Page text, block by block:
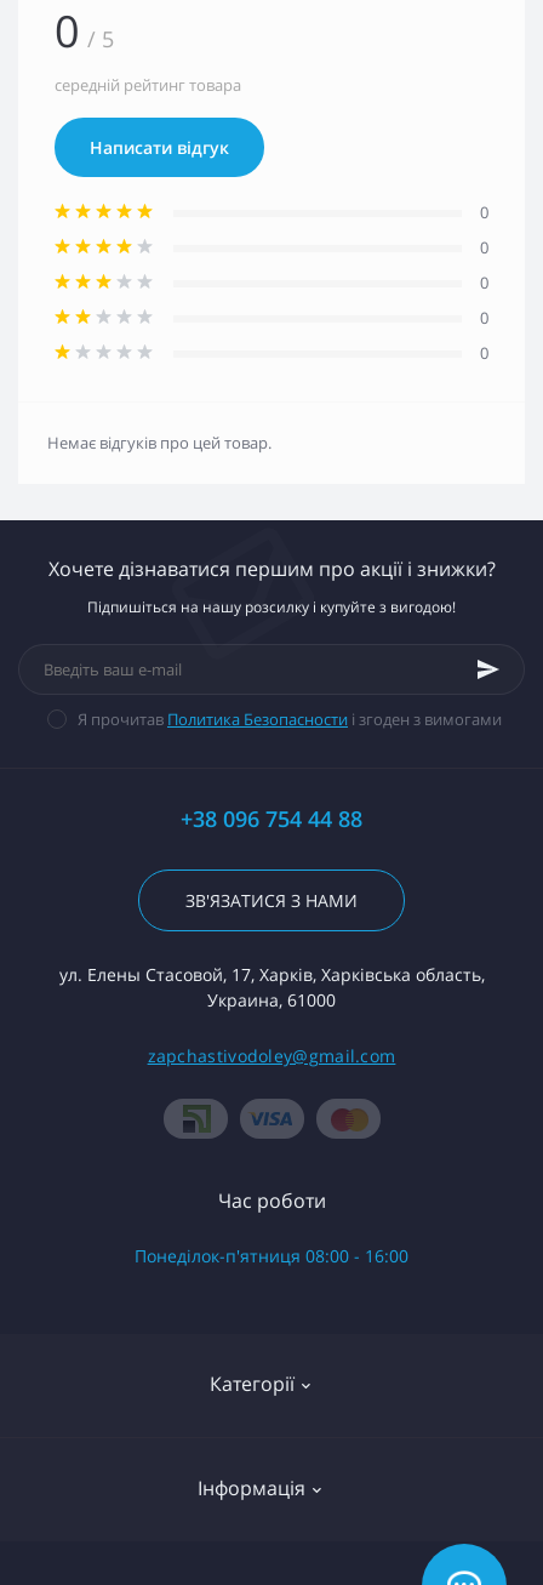
0 / 5
середній рейтинг товара
Написати відгук
0
0
0
0
0
Немає відгуків про цей товар.
Хочете дізнаватися першим про акції і знижки?
Підпишіться на нашу розсилку і купуйте з вигодою!
Я прочитав Политика Безопасности і згоден з вимогами
+38 096 754 44 88
ЗВ'ЯЗАТИСЯ З НАМИ
ул. Елены Стасовой, 17, Харків, Харківська область,
Украина, 61000
zapchastivodoley@gmail.com
Категорії
Готові вироби в зборі
Запчастини до насоса Водолій БЦПЭ 0.3 серій
Інформація
Час роботи
Понеділок-п'ятниця 08:00 - 16:00